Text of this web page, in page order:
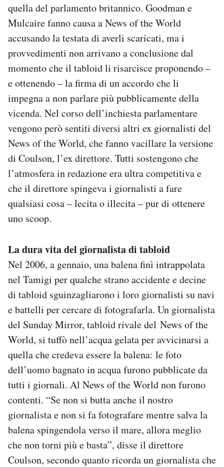
quella del parlamento britannico. Goodman e
Mulcaire fanno causa a News of the World
accusando la testata di averli scaricati, ma i
provvedimenti non arrivano a conclusione dal
momento che il tabloid li risarcisce proponendo –
e ottenendo – la firma di un accordo che li
impegna a non parlare più pubblicamente della
vicenda. Nel corso dell’inchiesta parlamentare
vengono però sentiti diversi altri ex giornalisti del
News of the World, che fanno vacillare la versione
di Coulson, l’ex direttore. Tutti sostengono che
l’atmosfera in redazione era ultra competitiva e
che il direttore spingeva i giornalisti a fare
qualsiasi cosa – lecita o illecita – pur di ottenere
uno scoop.
La dura vita del giornalista di tabloid
Nel 2006, a gennaio, una balena finì intrappolata
nel Tamigi per qualche strano accidente e decine
di tabloid sguinzagliarono i loro giornalisti su navi
e battelli per cercare di fotografarla. Un giornalista
del Sunday Mirror, tabloid rivale del News of the
World, si tuffò nell’acqua gelata per avvicinarsi a
quella che credeva essere la balena: le foto
dell’uomo bagnato in acqua furono pubblicate da
tutti i giornali. Al News of the World non furono
contenti. “Se non si butta anche il nostro
giornalista e non si fa fotografare mentre salva la
balena spingendola verso il mare, allora meglio
che non torni più e basta”, disse il direttore
Coulson, secondo quanto ricorda un giornalista che